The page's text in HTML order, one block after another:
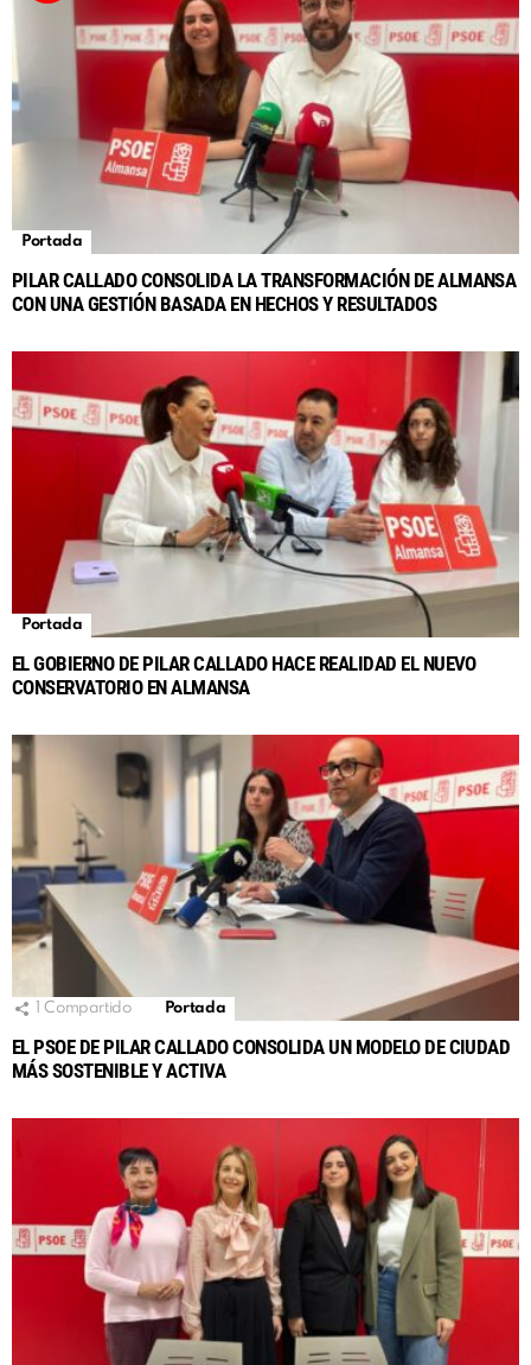
Portada
PILAR CALLADO CONSOLIDA LA TRANSFORMACIÓN DE ALMANSA
CON UNA GESTIÓN BASADA EN HECHOS Y RESULTADOS
Portada
EL GOBIERNO DE PILAR CALLADO HACE REALIDAD EL NUEVO
CONSERVATORIO EN ALMANSA
Compartido Portada
EL PSOE DE PILAR CALLADO CONSOLIDA UN MODELO DE CIUDAD
MÁS SOSTENIBLE Y ACTIVA